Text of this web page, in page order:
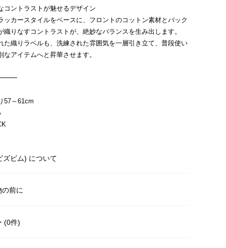
コントラストが魅せるデザイン
ッカースタイルをベースに、フロントのコットン素材とバック
織りなすコントラストが、絶妙なバランスを生み出します。
た織りラベルも、洗練された雰囲気を一層引き立て、普段使い
なアイテムへと昇華させます。
57～61cm
ズビム) について
前に
(0件)